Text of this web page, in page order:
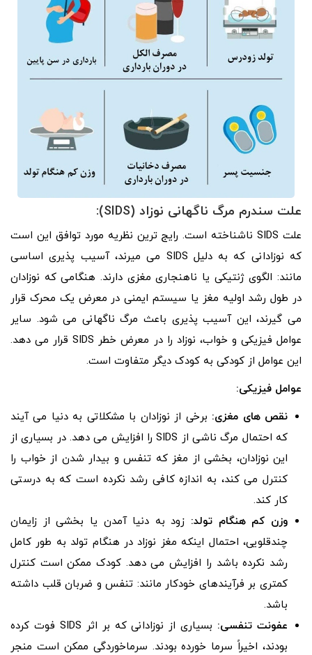
علت سندرم مرگ ناگهانی نوزاد (SIDS):
علت SIDS ناشناخته است. رایج ترین نظریه مورد توافق این است
که نوزادانی که به دلیل SIDS می میرند، آسیب پذیری اساسی
مانند: الگوی ژنتیکی یا ناهنجاری مغزی دارند. هنگامی که نوزادان
در طول رشد اولیه مغز یا سیستم ایمنی در معرض یک محرک قرار
می گیرند، این آسیب پذیری باعث مرگ ناگهانی می شود. سایر
عوامل فیزیکی و خواب، نوزاد را در معرض خطر SIDS قرار می دهد.
این عوامل از کودکی به کودک دیگر متفاوت است.
عوامل فیزیکی:
نقص های مغزی: برخی از نوزادان با مشکلاتی به دنیا می آیند
که احتمال مرگ ناشی از SIDS را افزایش می دهد. در بسیاری از
این نوزادان، بخشی از مغز که تنفس و بیدار شدن از خواب را
کنترل می کند، به اندازه کافی رشد نکرده است که به درستی
کار کند.
وزن کم هنگام تولد: زود به دنیا آمدن یا بخشی از زایمان
چندقلویی، احتمال اینکه مغز نوزاد در هنگام تولد به طور کامل
رشد نکرده باشد را افزایش می دهد. کودک ممکن است کنترل
کمتری بر فرآیندهای خودکار مانند: تنفس و ضربان قلب داشته
باشد.
عفونت تنفسی:
بسیاری از نوزادانی که بر اثر SIDS فوت کرده
بودند، اخیراً سرما خورده بودند. سرماخوردگی ممکن است منجر